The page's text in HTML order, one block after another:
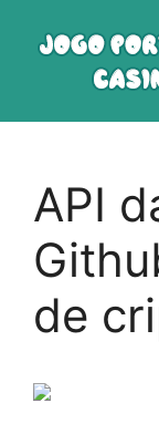
API
de